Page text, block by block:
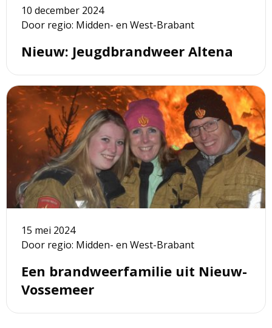
10 december 2024
Door regio: Midden- en West-Brabant
Nieuw: Jeugdbrandweer Altena
15 mei 2024
Door regio: Midden- en West-Brabant
Een brandweerfamilie uit Nieuw-
Vossemeer
Lees
meer
over
Een
brandweerfamilie
Nieuw-
Vossemeer